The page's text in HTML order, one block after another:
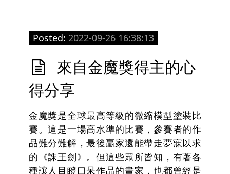
Posted: 2022-09-26 16:38:13
來自金魔獎得主的心
得分享
金魔獎是全球最高等級的微縮模型塗裝比
賽。這是一場高水準的比賽，參賽者的作
品難分難解，最後贏家還能帶走夢寐以求
的《誅王劍》。但這些眾所皆知，有著各
種讓人目瞪口呆作品的畫家，也都曾經是